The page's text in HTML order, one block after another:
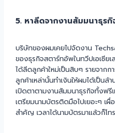
5. หาลีดจากงานสัมมนาธุร
บริษัทของผมเคยไปจัดงาน
ของธุรกิจสตาร์ทอัพในทวีปเอเซีย
ได้ลีดลูกค้าใหม่เป็นสิบๆ รายจาก
ลูกค้าเหล่านั้นทำเงินให้ผมได้เป็น
เปิดตาตามงานสัมมนาธุรกิจทั้งฟ
เตรียมนามบัตรติดมือไปเยอะๆ เ
สำคัญ เวลาได้นามบัตรมาแล้วก็โท